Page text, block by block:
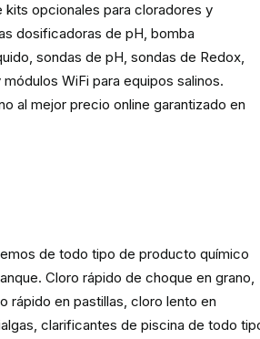
kits opcionales para cloradores y
dosificadoras de pH, bomba
sondas de pH, sondas de Redox,
WiFi para equipos salinos.
al mejor precio online garantizado en
de todo tipo de producto químico
Cloro rápido de choque en grano,
rápido en pastillas, cloro lento en
clarificantes de piscina de todo